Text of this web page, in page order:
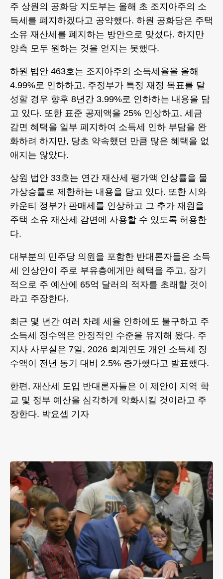
주 상원의 공화당 지도부는 올해 초 조지아주의 소
득세를 폐지하겠다고 공약했다. 하원 공화당은 주택
소유 재산세를 폐지하는 방안으로 맞섰다. 하지만
양측 모두 원하는 것을 얻지는 못했다.
하원 법안 463호는 조지아주의 소득세율을 올해
4.99%로 인하하고, 주정부가 특정 재정 목표를 달
성할 경우 향후 8년간 3.99%로 인하하는 내용을 담
고 있다. 또한 표준 공제액을 25% 인상하고, 세금
감면 혜택을 일부 폐지하여 소득세 인하 부담을 완
화하려 하지만, 당초 약속했던 만큼 많은 혜택을 없
애지는 않았다.
상원 법안 33호는 연간 재산세 평가액 인상률을 물
가상승률로 제한하는 내용을 담고 있다. 또한 시와
카운티 정부가 판매세를 인상하고 그 추가 재원을
주택 소유 재산세 감면에 사용할 수 있도록 허용한
다.
대부분의 민주당 의원을 포함한 반대론자들은 소득
세 인상안이 주로 부유층에게만 혜택을 주고, 장기
적으로 주 예산에 65억 달러의 적자를 초래할 것이
라고 주장한다.
최근 몇 년간 여러 차례 세율 인하에도 불구하고 주
소득세 징수액은 안정적인 수준을 유지해 왔다. 주
지사 사무실은 7일, 2026 회계연도 개인 소득세 징
수액이 전년 동기 대비 2.5% 증가했다고 발표했다.
한편, 재산세 도입 반대론자들은 이 제안이 지역 학
교 및 정부 예산을 심각하게 악화시킬 것이라고 주
장한다. 박요셉 기자